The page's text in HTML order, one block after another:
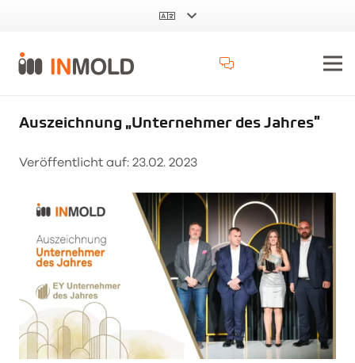
Auszeichnung „Unternehmer des Jahres”
Veröffentlicht auf: 23.02. 2023